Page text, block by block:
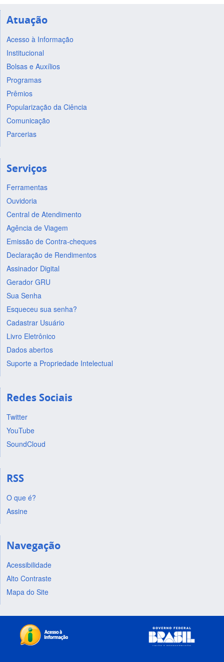
Atuação
Acesso à Informação
Institucional
Bolsas e Auxílios
Programas
Prêmios
Popularização da Ciência
Comunicação
Parcerias
Serviços
Ferramentas
Ouvidoria
Central de Atendimento
Agência de Viagem
Emissão de Contra-cheques
Declaração de Rendimentos
Assinador Digital
Gerador GRU
Sua Senha
Esqueceu sua senha?
Cadastrar Usuário
Livro Eletrônico
Dados abertos
Suporte a Propriedade Intelectual
Redes Sociais
Twitter
YouTube
SoundCloud
RSS
O que é?
Assine
Navegação
Acessibilidade
Alto Contraste
Mapa do Site